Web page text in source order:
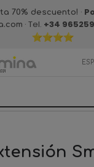
70% descuento! ·
· Tel. +34